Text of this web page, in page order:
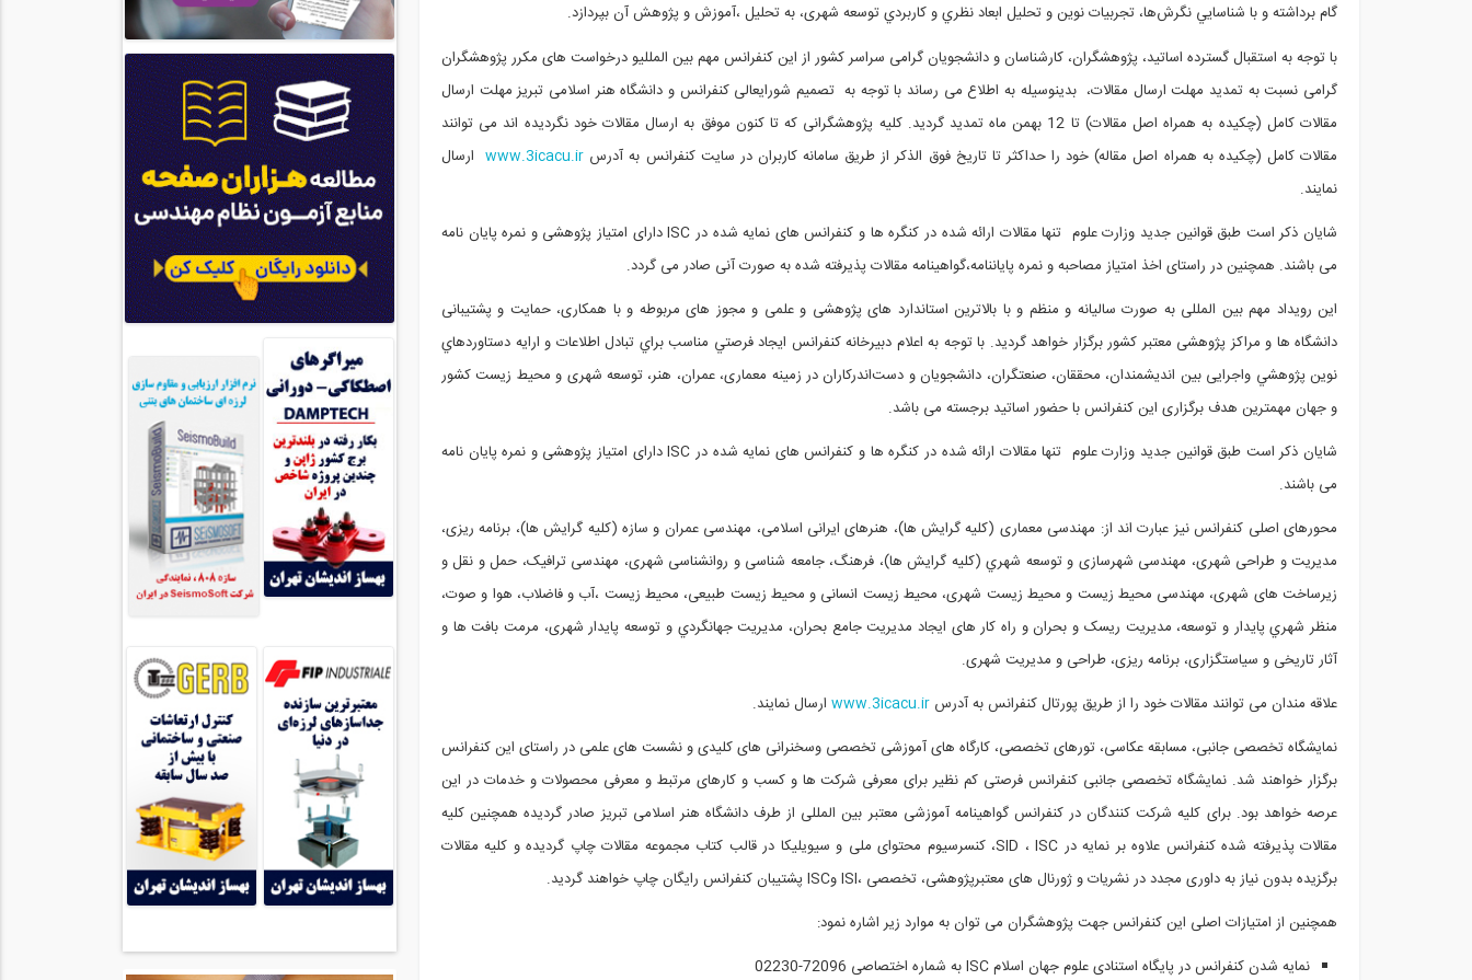
گام برداشته و با شناسايي نگرش‌ها، تجربيات نوين و تحليل ابعاد نظري و كاربردي توسعه شهری، به تحليل ،آموزش و پژوهش آن بپردازد.
با توجه به استقبال گسترده اساتید، پژوهشگران، کارشناسان و دانشجویان گرامی سراسر کشور از این کنفرانس مهمبین المللیو درخواست های مکرر پژوهشگران
گرامی نسبت به تمدید مهلت ارسال مقالات، بدینوسیله به اطلاع می رساند با توجه به تصمیم شورایعالی کنفرانس و دانشگاه هنر اسلامی تبریز مهلت ارسال
مقالات کامل (چکیده به همراه اصل مقالات) تا 12 بهمن ماه تمدید گردید
. کلیه پژوهشگرانی که تا کنون موفق به ارسال مقالات خود نگردیده اند می توانند
مقالات کامل (چکیده به همراه اصل مقاله) خود را حداکثر تا تاریخ فوق الذکر از طریق سامانه کاربران در سایت کنفرانس به آدرس www.3icacu.ir ارسال
نمایند.
شایان ذکر است طبق قوانین جدید وزارت علوم تنها مقالات ارائه شده در کنگره ها و کنفرانس های نمایه شده در ISCدارای امتیاز پژوهشی و نمره پایان نامه
می باشند. همچنین در راستای اخذ امتیاز مصاحبه و نمره پایاننامه،گواهینامه مقالات پذیرفته شده به صورت آنی صادر می گردد.
این رویداد مهم بین المللی به صورت سالیانه و منظم و با بالاترین استاندارد های پژوهشی و علمی و مجوز های مربوطه و با همکاری، حمایت و پشتیبانی
دانشگاه ها و مراکز پژوهشی معتبر کشور برگزار خواهد گردید. با توجه به اعلام دبیرخانه کنفرانس ايجاد فرصتي مناسب براي تبادل اطلاعات و ارایه دستاوردهاي
نوین پژوهشي واجرایی بين انديشمندان، محققان، صنعتگران، دانشجویان و دست‌اندرکاران در زمينه معماری، عمران، هنر، توسعه شهری و محیط زیست کشور
و جهان مهمترین هدف برگزاری این کنفرانس با حضور اساتید برجسته می باشد.
شایان ذکر است طبق قوانین جدید وزارت علوم تنها مقالات ارائه شده در کنگره ها و کنفرانس های نمایه شده در ISCدارای امتیاز پژوهشی و نمره پایان نامه
می باشند.
محورهای اصلی کنفرانس نیز عبارت اند از: مهندسی معماری (کلیه گرایش ها)، هنرهای ایرانی اسلامی، مهندسی عمران و سازه (کلیه گرایش ها)، برنامه ریزی،
مدیریت و طراحی شهری، مهندسی شهرسازی و توسعه شهري (کلیه گرایش ها)، فرهنگ، جامعه شناسی و روانشناسی شهری، مهندسی ترافیک، حمل و نقل و
زیرساخت های شهری، مهندسی محیط زیست و محیط زیست شهری، محیط زیست انسانی و محیط زیست طبیعی، محیط زیست ،آب و فاضلاب، هوا و صوت،
منظر شهري پايدار و توسعه، مدیریت ریسک و بحران و راه کار های ایجاد مدیریت جامع بحران، مديريت جهانگردي و توسعه پایدار شهری، مرمت بافت ها و
آثار تاریخی و سیاستگزاری، برنامه ریزی، طراحی و مدیریت شهری.
علاقه مندان می توانند مقالات خود را از طریق پورتال کنفرانس به آدرس www.3icacu.ir ارسال نمایند.
نمایشگاه تخصصی جانبی، مسابقه عکاسی، تورهای تخصصی، کارگاه های آموزشی تخصصی وسخنرانی های کلیدی و نشست های علمی در راستای این کنفرانس
برگزار خواهند شد. نمایشگاه تخصصی جانبی کنفرانس فرصتی کم نظیر برای معرفی شرکت ها و کسب و کارهای مرتبط و معرفی محصولات و خدمات در این
عرصه خواهد بود. برای کلیه شرکت کنندگان در کنفرانس گواهینامه آموزشی معتبر بین المللی از طرف دانشگاه هنر اسلامی تبریز صادر گردیده همچنین کلیه
مقالات پذیرفته شده کنفرانس علاوه بر نمایه در ISC، SID، کنسرسیوم محتوای ملی و سیویلیکا در قالب کتاب مجموعه مقالات چاپ گردیده و کلیه مقالات
برگزیده بدون نیاز به داوری مجدد در نشریات و ژورنال های معتبرپژوهشی، تخصصی ،ISIوISC پشتیبان کنفرانس رایگان چاپ خواهند گردید.
همچنین از امتیازات اصلی این کنفرانس جهت پژوهشگران می توان به موارد زیر اشاره نمود:
نمایه شدن کنفرانس در پایگاه استنادی علوم جهان اسلامISCبه شماره اختصاصی 72096-02230